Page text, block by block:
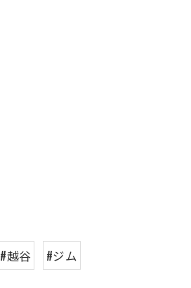
#越谷 #ジム